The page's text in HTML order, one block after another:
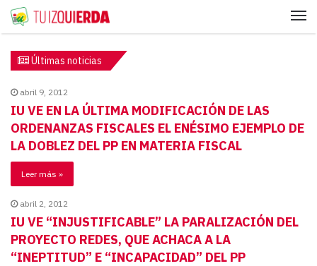
Últimas noticias
abril 9, 2012
IU VE EN LA ÚLTIMA MODIFICACIÓN DE LAS
ORDENANZAS FISCALES EL ENÉSIMO EJEMPLO DE
LA DOBLEZ DEL PP EN MATERIA FISCAL
Leer más »
abril 2, 2012
IU VE “INJUSTIFICABLE” LA PARALIZACIÓN DEL
PROYECTO REDES, QUE ACHACA A LA
“INEPTITUD” E “INCAPACIDAD” DEL PP